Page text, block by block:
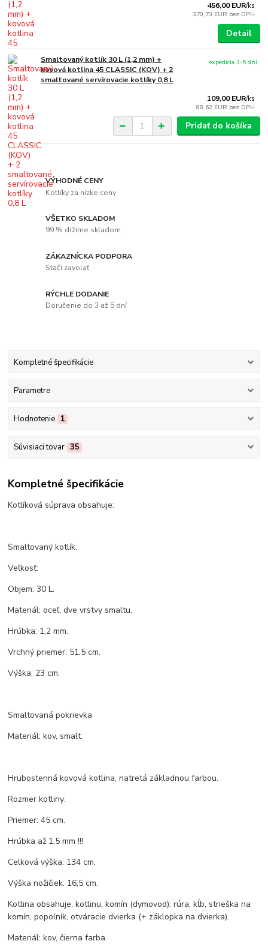
456,00 EUR/ks
370,73 EUR bez DPH
Detail
Smaltovaný kotlík 30 L (1,2 mm) +
kovová kotlina 45 CLASSIC (KOV) + 2
smaltované servírovacie kotlíky 0,8 L
109,00 EUR/ks
88,62 EUR bez DPH
expedícia 3-5 dní
Pridať do košíka
VÝHODNÉ CENY
Kotlíky za nízke ceny
VŠETKO SKLADOM
99 % držíme skladom
ZÁKAZNÍCKA PODPORA
Stačí zavolať
RÝCHLE DODANIE
Doručenie do 3 až 5 dní
Kompletné špecifikácie
Parametre
Hodnotenie 1
Súvisiaci tovar 35
Kompletné špecifikácie
Kotlíková súprava obsahuje:
Smaltovaný kotlík.
Veľkosť:
Objem: 30 L.
Materiál: oceľ, dve vrstvy smaltu.
Hrúbka: 1,2 mm.
Vrchný priemer: 51,5 cm.
Výška: 23 cm.
Smaltovaná pokrievka
Materiál: kov, smalt.
Hrubostenná kovová kotlina, natretá základnou farbou.
Rozmer kotliny:
Priemer: 45 cm.
Hrúbka až 1,5 mm !!!
Celková výška: 134 cm.
Výška nožičiek: 16,5 cm.
Kotlina obsahuje: kotlinu, komín (dymovod): rúra, kĺb, strieška na
komín, popolník, otváracie dvierka (+ záklopka na dvierka).
Materiál: kov, čierna farba.